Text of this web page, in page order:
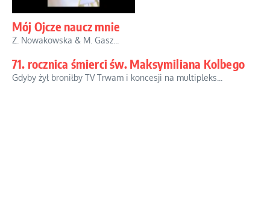
Mój Ojcze naucz mnie
Z. Nowakowska & M. Gasz...
71. rocznica śmierci św. Maksymiliana Kolbego
Gdyby żył broniłby TV Trwam i koncesji na multipleks...